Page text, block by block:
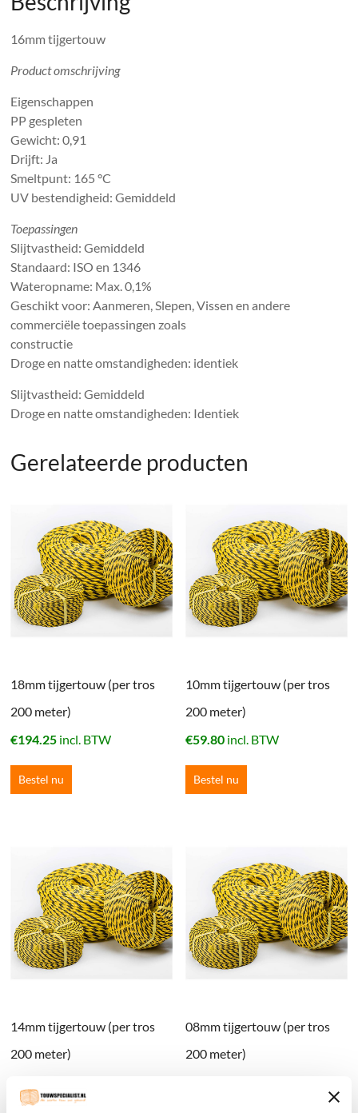
16mm tijgertouw
Product omschrijving
Eigenschappen
PP gespleten
Gewicht: 0,91
Drijft: Ja
Smeltpunt: 165 °C
UV bestendigheid: Gemiddeld
Toepassingen
Slijtvastheid: Gemiddeld
Standaard: ISO en 1346
Wateropname: Max. 0,1%
Geschikt voor: Aanmeren, Slepen, Vissen en andere
commerciële toepassingen zoals
constructie
Droge en natte omstandigheden: identiek
Slijtvastheid: Gemiddeld
Droge en natte omstandigheden: Identiek
Gerelateerde producten
18mm tijgertouw (per tros
200 meter)
€194.25 incl. BTW
Bestel nu
10mm tijgertouw (per tros
200 meter)
€59.80 incl. BTW
Bestel nu
14mm tijgertouw (per tros
200 meter)
08mm tijgertouw (per tros
200 meter)